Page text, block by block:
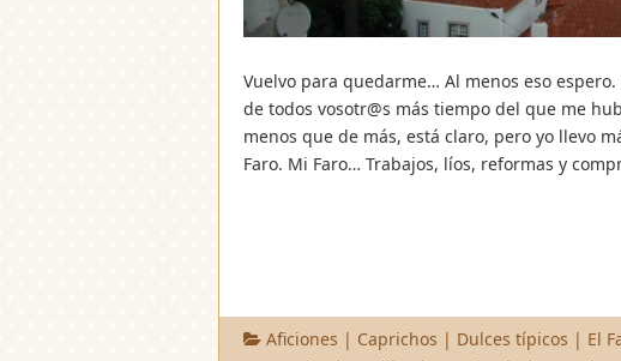
Vuelvo para quedarme… Al menos eso
de todos vosotr@s más tiempo del que me
menos que de más, está claro, pero yo llevo
Faro. Mi Faro… Trabajos, líos, reformas y
Aficiones | Caprichos | Dulces típicos | El